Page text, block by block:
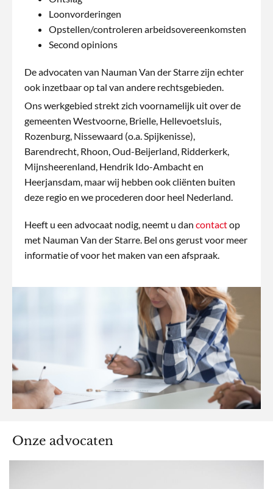
Loonvorderingen
Opstellen/controleren arbeidsovereenkomsten
Second opinions
De advocaten van Nauman Van der Starre zijn echter
ook inzetbaar op tal van andere rechtsgebieden.
Ons werkgebied strekt zich voornamelijk uit over de
gemeenten Westvoorne, Brielle, Hellevoetsluis,
Rozenburg, Nissewaard (o.a. Spijkenisse),
Barendrecht, Rhoon, Oud-Beijerland, Ridderkerk,
Mijnsheerenland, Hendrik Ido-Ambacht en
Heerjansdam, maar wij hebben ook cliënten buiten
deze regio en we procederen door heel Nederland.
Heeft u een advocaat nodig, neemt u dan contactop
met Nauman Van der Starre. Bel ons gerust voor meer
informatie of voor het maken van een afspraak.
Onze advocaten